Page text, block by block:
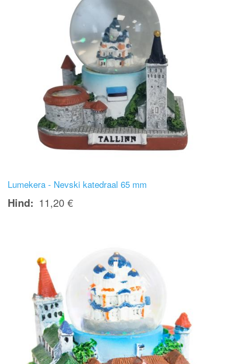
Lumekera - Nevski katedraal 65 mm
Hind 11,20 €